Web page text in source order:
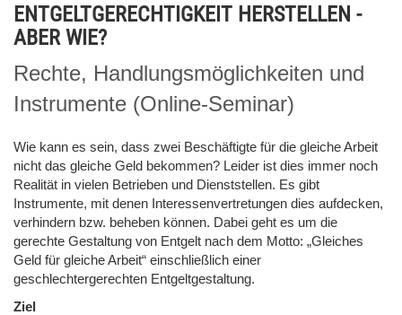
ENTGELTGERECHTIGKEIT HERSTELLEN -
ABER WIE?
Rechte, Handlungsmöglichkeiten und
Instrumente (Online-Seminar)
Wie kann es sein, dass zwei Beschäftigte für die gleiche Arbeit
nicht das gleiche Geld bekommen? Leider ist dies immer noch
Realität in vielen Betrieben und Dienststellen. Es gibt
Instrumente, mit denen Interessenvertretungen dies aufdecken,
verhindern bzw. beheben können. Dabei geht es um die
gerechte Gestaltung von Entgelt nach dem Motto: „Gleiches
Geld für gleiche Arbeit“ einschließlich einer
geschlechtergerechten Entgeltgestaltung.
Ziel